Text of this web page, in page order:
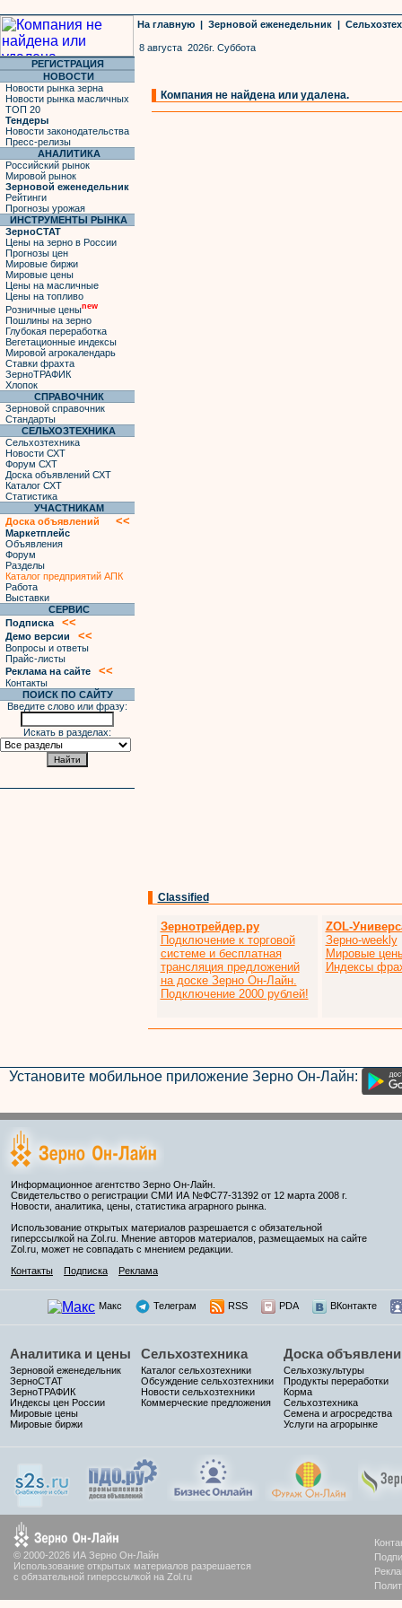
На главную | Зерновой еженедельник |
8 августа 2026г. Суббота
РЕГИСТРАЦИЯ
НОВОСТИ
Новости рынка зерна
Новости рынка масличных
ТОП 20
Тендеры
Новости законодательства
Пресс-релизы
АНАЛИТИКА
Российский рынок
Мировой рынок
Зерновой еженедельник
Рейтинги
Прогнозы урожая
ИНСТРУМЕНТЫ РЫНКА
ЗерноСТАТ
Цены на зерно в России
Прогнозы цен
Мировые биржи
Мировые цены
Цены на масличные
Цены на топливо
Розничные ценыnew
Пошлины на зерно
Глубокая переработка
Вегетационные индексы
Мировой агрокалендарь
Ставки фрахта
ЗерноТРАФИК
Хлопок
СПРАВОЧНИК
Зерновой справочник
Стандарты
СЕЛЬХОЗТЕХНИКА
Сельхозтехника
Новости СХТ
Форум СХТ
Доска объявлений СХТ
Каталог СХТ
Статистика
УЧАСТНИКАМ
Доска объявлений
<<
Маркетплейс
Объявления
Форум
Разделы
Каталог предприятий АПК
Работа
Выставки
СЕРВИС
Подписка
<<
Демо версии <<
Вопросы и ответы
Прайс-листы
Реклама на сайте
<<
Контакты
ПОИСК ПО САЙТУ
Введите слово или фразу:
Искать в разделах:
Компания не найдена или удалена.
Classified
Зернотрейдер.ру
Подключение к торговой
системе и бесплатная
трансляция предложений
на доске Зерно Он-Лайн.
Подключение 2000 рублей!
ZOL-
Зерно-weekly
Мировые
Индексы
Установите мобильное приложение Зерно Он-Лайн:
Информационное агентство Зерно Он-Лайн.
Свидетельство о регистрации СМИ ИА №ФС77-31392 от 12 марта 2008 г.
Новости, аналитика, цены, статистика аграрного рынка.
Использование открытых материалов разрешается с обязательной
гиперссылкой на Zol.ru. Мнение авторов материалов, размещаемых на сайте
Zol.ru, может не совпадать с мнением редакции.
Контакты
Подписка Реклама
Макс Телеграм RSS PDA ВКонтакте
Аналитика и цены
Зерновой еженедельник
ЗерноСТАТ
ЗерноТРАФИК
Индексы цен России
Мировые цены
Мировые биржи
Сельхозтехника
Каталог сельхозтехники
Обсуждение сельхозтехники
Новости сельхозтехники
Коммерческие предложения
Доска
Сельхозкультуры
Продукты переработки
Корма
Сельхозтехника
Семена и агросредства
Услуги на агрорынке
© 2000-2026 ИА Зерно Он-Лайн
Использование открытых материалов разрешается
с обязательной гиперссылкой на Zol.ru